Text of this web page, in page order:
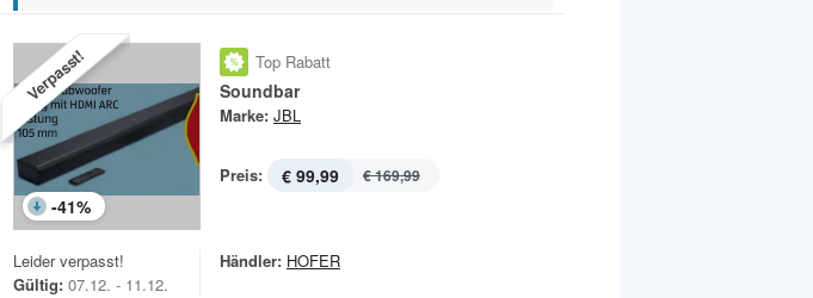
Verpasst!
-41%
Top Rabatt
Soundbar
Marke: JBL
Preis: € 99,99 € 169,99
Leider verpasst!
Gültig: 07.12. - 11.12.
Händler: HOFER